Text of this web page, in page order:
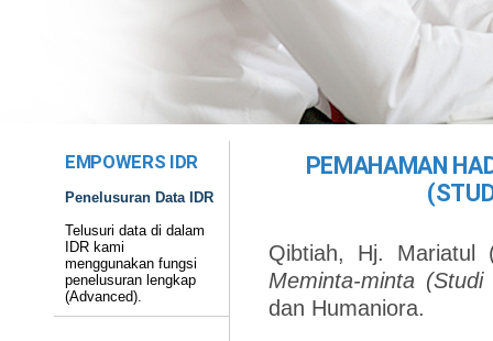
EMPOWERS IDR
Penelusuran Data IDR
Telusuri data di dalam
IDR kami
menggunakan fungsi
penelusuran lengkap
(Advanced).
PEMAHAMAN
Qibtiah, Hj. Mariatul
Meminta-minta
dan Humaniora.